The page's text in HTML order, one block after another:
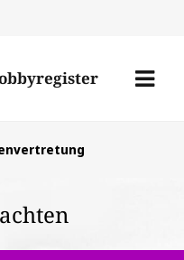
den
Menü